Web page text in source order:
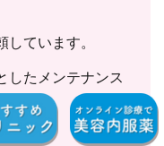
しています。
したメンテナンス
た。